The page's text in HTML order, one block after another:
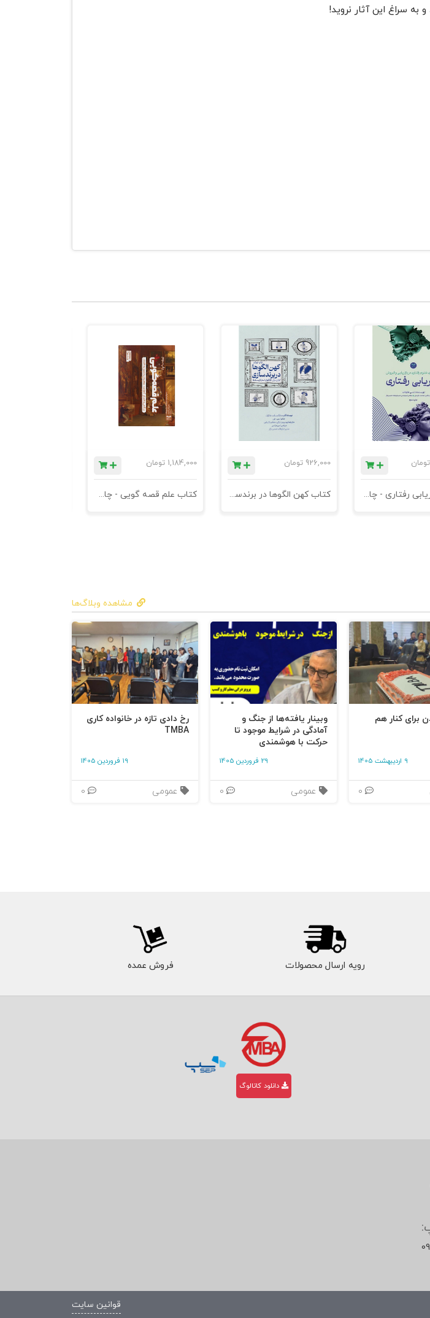
سراغ این آثار نروید!
تومان
کتاب بازاریابی رفتاری - چاپ سوم
926,000 تومان
کتاب کهن الگوها در برندسازی - ابزاری برای خلاقها و استراتژیست ها
1,184,000 تومان
کتاب علم قصه گویی - چاپ سوم
مشاهده وبلاگ‌ها
برای کنار هم
9 اردیبهشت 1405
وبینار یافته‌ها از جنگ و
آمادگی در شرایط موجود تا
حرکت با هوشمندی
29 فروردین 1405
عمومی
رخ دادی تازه در خانواده کاری
TMBA
19 فروردین 1405
عمومی
رویه ارسال محصولات فروش عمده
دانلود کاتالوگ
قوانین سایت